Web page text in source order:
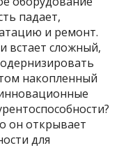
падает,
и ремонт.
встает сложный,
накопленный
он открывает
для